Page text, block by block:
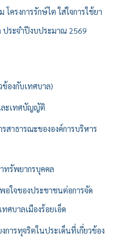
ครงการรักษ์ไต ใส่ใจการใช้ยา
ประจำปีงบประมาณ 2569
องกับเทศบาล)
ละเทศบัญญัติ
สาธารณะขององค์การบริหาร
ทรัพยากรบุคคล
อใจของประชาชนต่อการจัด
ศบาลเมืองร้อยเอ็ด
การทุจริตในประเด็นที่เกี่ยวข้อง